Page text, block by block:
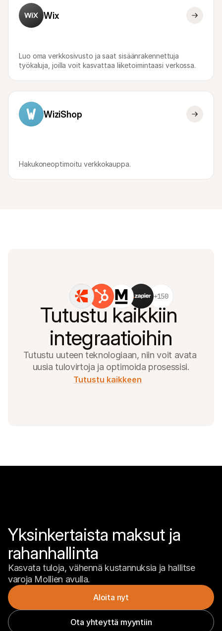
Wix
Luo oma verkkosivusto ja saat sisäänrakennettuja
työkaluja, joilla voit kasvattaa liiketoimintaasi verkossa.
WiziShop
Hakukoneoptimoitu verkkokauppa.
+150
Tutustu kaikkiin
integraatioihin
Tutustu uuteen teknologiaan, niin voit avata
uusia tulovirtoja ja optimoida prosessisi.
Tutustu kaikkeen
Yksinkertaista maksut ja
rahanhallinta
Kasvata tuloja, vähennä kustannuksia ja hallitse
varoja Mollien avulla.
Aloita nyt
Ota yhteyttä myyntiin